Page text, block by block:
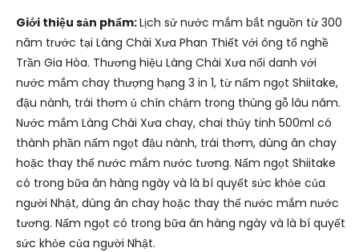
Giới thiệu sản phẩm:Lịch sử nước mắm bắt nguồn từ 300
năm trước tại Làng Chài Xưa Phan Thiết với ông tổ nghề
Trần Gia Hòa. Thương hiệu Làng Chài Xưa nổi danh với
nước mắm chay thượng hạng 3 in 1, từ nấm ngọt Shiitake,
đậu nành, trái thơm ủ chín chậm trong thùng gỗ lâu năm.
Nước mắm Làng Chài Xưa chay, chai thủy tinh 500ml có
thành phần nấm ngọt đậu nành, trái thơm, dùng ăn chay
hoặc thay thế nước mắm nước tương. Nấm ngọt Shiitake
có trong bữa ăn hàng ngày và là bí quyết sức khỏe của
người Nhật, dùng ăn chay hoặc thay thế nước mắm nước
tương. Nấm ngọt có trong bữa ăn hàng ngày và là bí quyết
sức khỏe của người Nhật.